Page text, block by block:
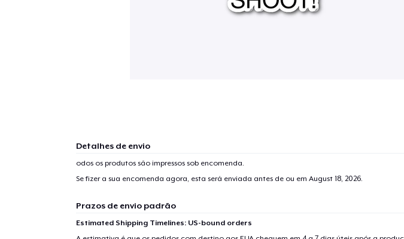
Detalhes de envio
odos os produtos são impressos sob encomenda.
Se fizer a sua encomenda agora, esta será enviada antes de ou em August 18, 2026.
Prazos de envio padrão
Estimated Shipping Timelines: US-bound orders